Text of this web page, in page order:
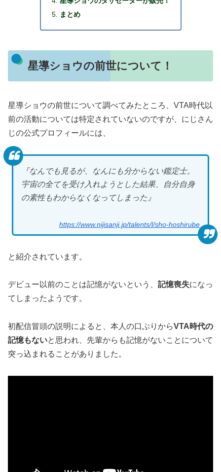
まとめ
星導ショウの前世について！
星導ショウの前世について調べてみたところ、VTA時代以
前の活動については特定されていないのですが、にじさん
じの公式プロフィールには、
『なんでも見るが、なんにも分からない鑑定士。
宇宙の全てを受け入れようとした結果、自分自身
の素性もわからなくなってしまった』
https://www.nijisanji.jp/talents/l/sho-hoshirube
と紹介されています。
デビュー以前のことは記憶がないという、 記憶喪失になっ
てしまったようです。
初配信冒頭の説明によると、本人の口ぶりからVTA時代の
記憶もないと思われ、先輩からも記憶がないことについて
突っ込まれることがありました。